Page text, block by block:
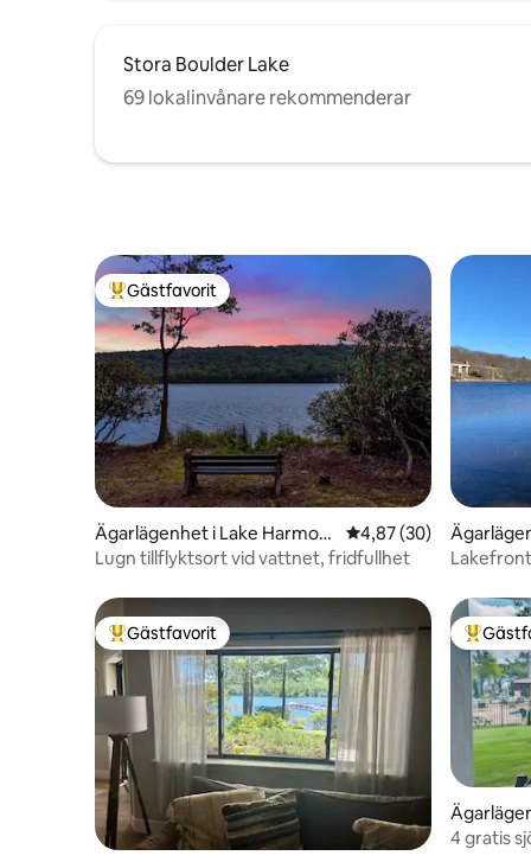
Stora Boulder Lake
69 lokalinvånare rekommenderar
Populär gästfavorit
Gästfavorit
Ägarlägenhet i Lake Harmon
y
4,87 av 5 i
4,87 (30)
Lugn tillflyktsort vid vattnet, fridfullhet
ny
Populär gästfavorit
Gästfavorit
y
4 gratis